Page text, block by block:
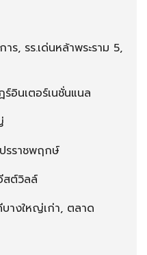
, รร.เด่นหล้าพระราม 5,
อินเตอร์เนชั่นแนล
รราชพฤกษ์
สต์วิลล์
างใหญ่เก่า, ตลาด